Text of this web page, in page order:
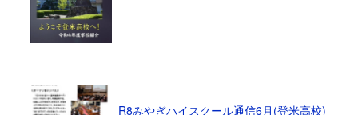
R8みやぎハイスクール通信6月(登米高校)